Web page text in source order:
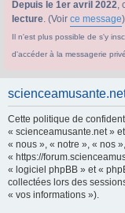
Depuis le 1er avril 2022,
lecture. (Voir ce message)
Il n'est plus possible de s'y
d'accéder à la messagerie
Cette politique de
« scienceamusante.net »
« nous », « notre », « nos
« https://
« logiciel phpBB » et «
collectées lors des
« vos informations »).